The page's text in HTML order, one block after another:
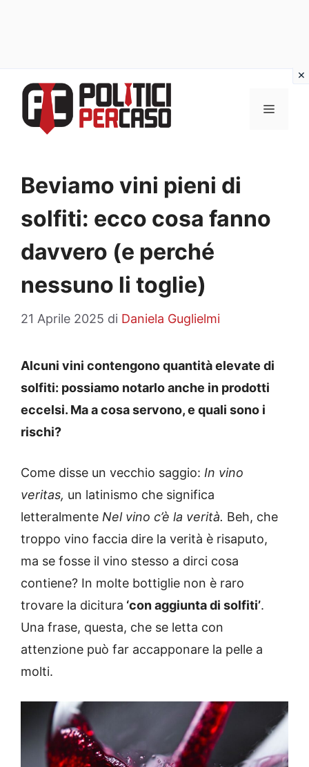
contenuto
MENU
Beviamo vini pieni di
solfiti: ecco cosa fanno
davvero (e perché
nessuno li toglie)
21 Aprile 2025 di Daniela Guglielmi
Alcuni vini contengono quantità elevate di
solfiti: possiamo notarlo anche in prodotti
eccelsi. Ma a cosa servono, e quali sono i
rischi?
Come disse un vecchio saggio: In vino
veritas, un latinismo che significa
letteralmente Nel vino c’è la verità. Beh, che
troppo vino faccia dire la verità è risaputo,
ma se fosse il vino stesso a dirci cosa
contiene? In molte bottiglie non è raro
trovare la dicitura ‘con aggiunta di solfiti’.
Una frase, questa, che se letta con
attenzione può far accapponare la pelle a
molti.